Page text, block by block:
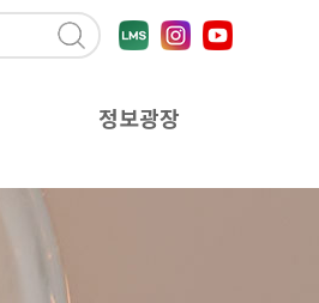
정보광장